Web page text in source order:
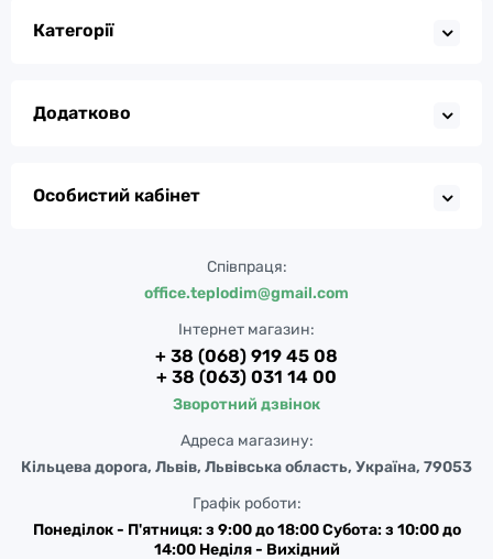
Категорії
Додатково
Особистий кабінет
Співпраця:
office.teplodim@gmail.com
Інтернет магазин:
+ 38 (068) 919 45 08
+ 38 (063) 031 14 00
Зворотний дзвінок
Адреса магазину:
Кільцева дорога, Львів, Львівська область, Україна, 79053
Графік роботи:
Понеділок - П'ятниця: з 9:00 до 18:00 Субота: з 10:00 до
14:00 Неділя - Вихідний